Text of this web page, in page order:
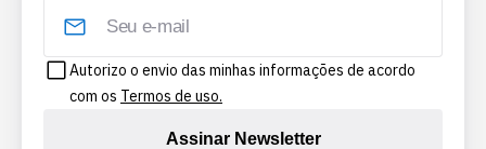
Autorizo o envio das minhas informações de acordo
com os Termos de uso.
Assinar Newsletter